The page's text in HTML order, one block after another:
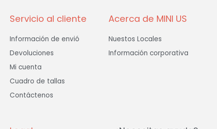
Servicio al cliente
Información de envió
Devoluciones
Mi cuenta
Cuadro de tallas
Contáctenos
Acerca de MINI US
Nuestos Locales
Información corporativa